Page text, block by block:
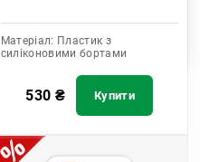
Матеріал: Пластик з
силіконовими бортами
530 ₴ Купити